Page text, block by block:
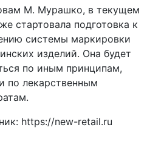
М. Мурашко, в текущем
стартовала подготовка к
системы маркировки
изделий. Она будет
по иным принципам,
по лекарственным
https://new-retail.ru